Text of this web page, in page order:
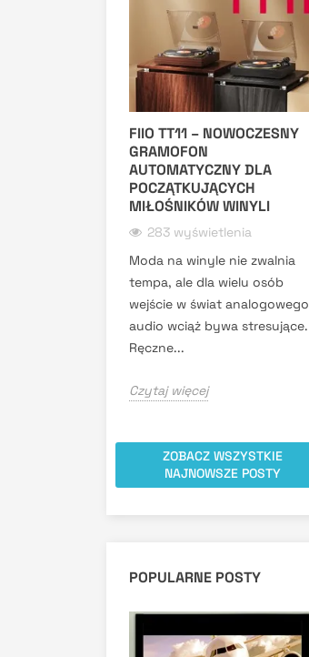
FIIO TT11 – NOWOCZESNY
GRAMOFON
AUTOMATYCZNY DLA
POCZĄTKUJĄCYCH
MIŁOŚNIKÓW WINYLI
283 wyświetlenia
Moda na winyle nie zwalnia
tempa, ale dla wielu osób
wejście w świat analogowego
audio wciąż bywa stresujące.
Ręczne...
Czytaj więcej
ZOBACZ WSZYSTKIE
NAJNOWSZE POSTY
POPULARNE POSTY